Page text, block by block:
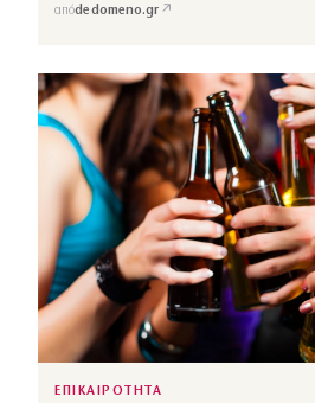
απόdedomeno.gr ↗
ΕΠΙΚΑΙΡΟΤΗΤΑ